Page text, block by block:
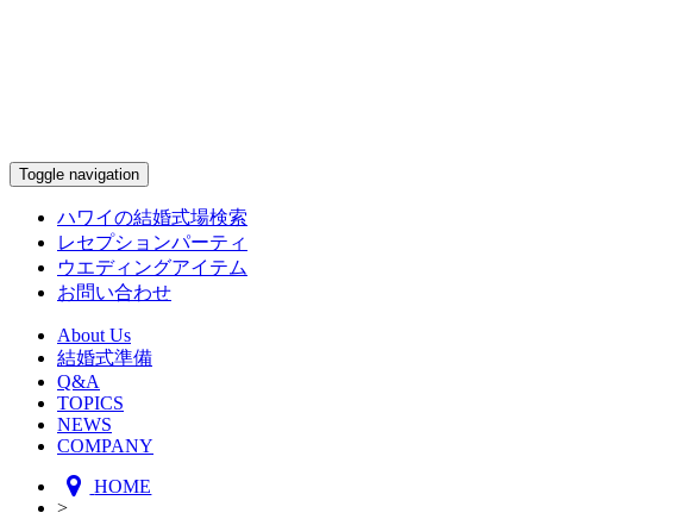
Toggle navigation
ハワイの結婚式場検索
レセプションパーティ
ウエディングアイテム
お問い合わせ
About Us
結婚式準備
Q&A
TOPICS
NEWS
COMPANY
HOME
>